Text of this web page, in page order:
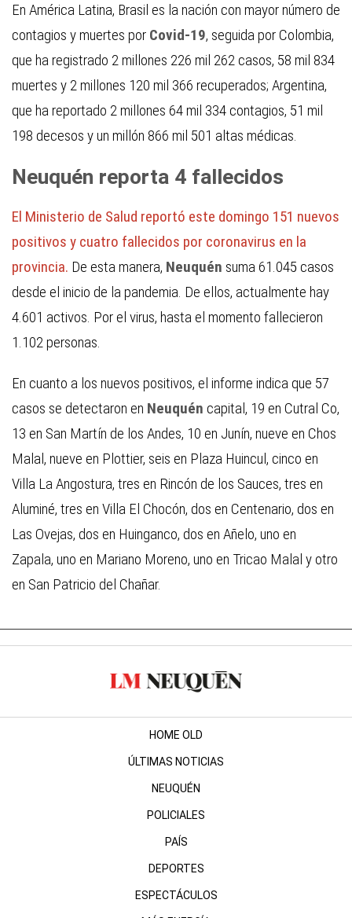
En América Latina, Brasil es la nación con mayor número de
contagios y muertes por Covid-19, seguida por Colombia,
que ha registrado 2 millones 226 mil 262 casos, 58 mil 834
muertes y 2 millones 120 mil 366 recuperados; Argentina,
que ha reportado 2 millones 64 mil 334 contagios, 51 mil
198 decesos y un millón 866 mil 501 altas médicas.
Neuquén reporta 4 fallecidos
El Ministerio de Salud reportó este domingo 151 nuevos
positivos y cuatro fallecidos por coronavirus en la
provincia. De esta manera, Neuquén suma 61.045 casos
desde el inicio de la pandemia. De ellos, actualmente hay
4.601 activos. Por el virus, hasta el momento fallecieron
1.102 personas.
En cuanto a los nuevos positivos, el informe indica que 57
casos se detectaron en Neuquén capital, 19 en Cutral Co,
13 en San Martín de los Andes, 10 en Junín, nueve en Chos
Malal, nueve en Plottier, seis en Plaza Huincul, cinco en
Villa La Angostura, tres en Rincón de los Sauces, tres en
Aluminé, tres en Villa El Chocón, dos en Centenario, dos en
Las Ovejas, dos en Huinganco, dos en Añelo, uno en
Zapala, uno en Mariano Moreno, uno en Tricao Malal y otro
en San Patricio del Chañar.
HOME OLD
ÚLTIMAS NOTICIAS
NEUQUÉN
POLICIALES
PAÍS
DEPORTES
ESPECTÁCULOS